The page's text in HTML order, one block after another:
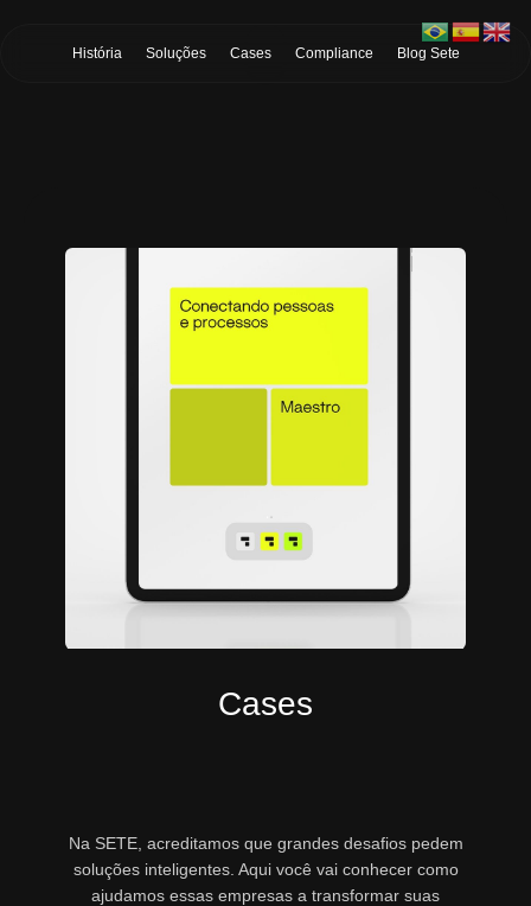
História Soluções Cases Compliance Blog Sete
Cases
Na SETE, acreditamos que grandes desafios pedem
soluções inteligentes. Aqui você vai conhecer como
ajudamos essas empresas a transformar suas